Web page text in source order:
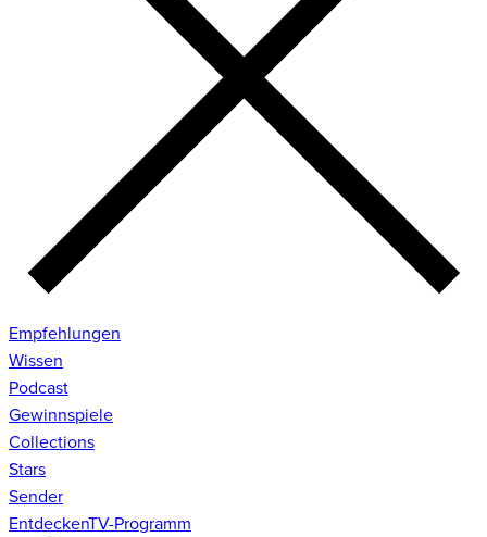
Empfehlungen
Wissen
Podcast
Gewinnspiele
Collections
Stars
Sender
EntdeckenTV-Programm